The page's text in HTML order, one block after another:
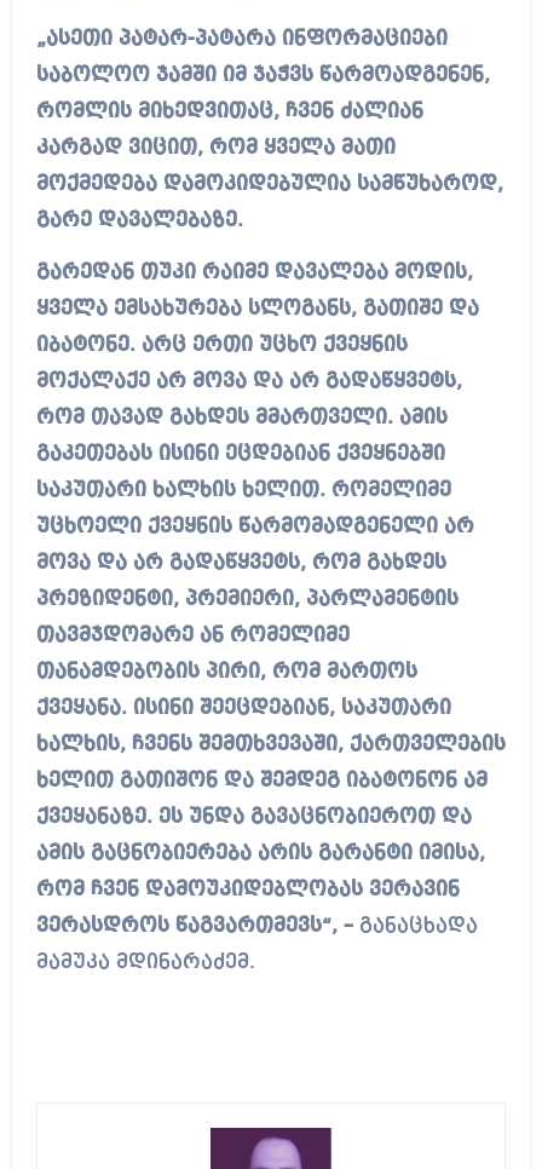
„ასეთი პატარ-პატარა ინფორმაციები
საბოლოო ჯამში იმ ჯაჭვს წარმოადგენენ,
რომლის მიხედვითაც, ჩვენ ძალიან
კარგად ვიცით, რომ ყველა მათი
მოქმედება დამოკიდებულია სამწუხაროდ,
გარე დავალებაზე.
გარედან თუკი რაიმე დავალება მოდის,
ყველა ემსახურება სლოგანს, გათიშე და
იბატონე. არც ერთი უცხო ქვეყნის
მოქალაქე არ მოვა და არ გადაწყვეტს,
რომ თავად გახდეს მმართველი. ამის
გაკეთებას ისინი ეცდებიან ქვეყნებში
საკუთარი ხალხის ხელით. რომელიმე
უცხოელი ქვეყნის წარმომადგენელი არ
მოვა და არ გადაწყვეტს, რომ გახდეს
პრეზიდენტი, პრემიერი, პარლამენტის
თავმჯდომარე ან რომელიმე
თანამდებობის პირი, რომ მართოს
ქვეყანა. ისინი შეეცდებიან, საკუთარი
ხალხის, ჩვენს შემთხვევაში, ქართველების
ხელით გათიშონ და შემდეგ იბატონონ ამ
ქვეყანაზე. ეს უნდა გავაცნობიეროთ და
ამის გაცნობიერება არის გარანტი იმისა,
რომ ჩვენ დამოუკიდებლობას ვერავინ
ვერასდროს წაგვართმევს“, –განაცხადა
მამუკა მდინარაძემ.